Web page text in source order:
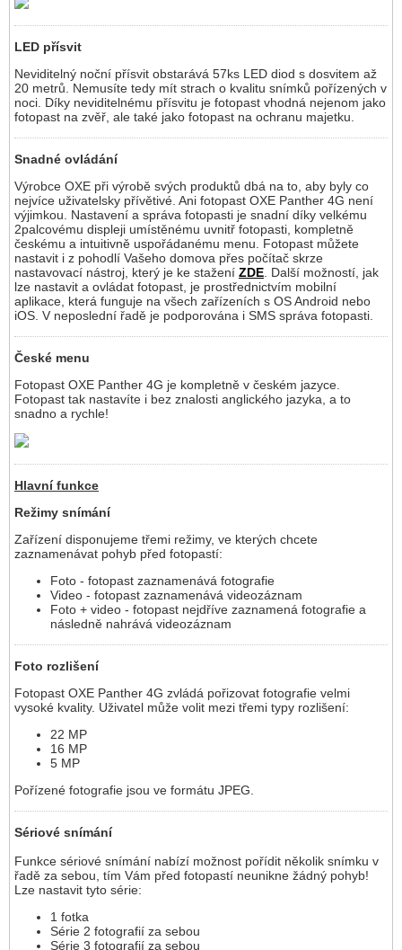
LED přísvit
Neviditelný noční přísvit obstarává 57ks LED diod s dosvitem až
20 metrů. Nemusíte tedy mít strach o kvalitu snímků pořízených v
noci. Díky neviditelnému přísvitu je fotopast vhodná nejenom jako
fotopast na zvěř, ale také jako fotopast na ochranu majetku.
Snadné ovládání
Výrobce OXE při výrobě svých produktů dbá na to, aby byly co
nejvíce uživatelsky přívětivé. Ani fotopast OXE Panther 4G není
výjimkou. Nastavení a správa fotopasti je snadní díky velkému
2palcovému displeji umístěnému uvnitř fotopasti, kompletně
českému a intuitivně uspořádanému menu. Fotopast můžete
nastavit i z pohodlí Vašeho domova přes počítač skrze
nastavovací nástroj, který je ke stažení ZDE . Další možností, jak
lze nastavit a ovládat fotopast, je prostřednictvím mobilní
aplikace, která funguje na všech zařízeních s OS Android nebo
iOS. V neposlední řadě je podporována i SMS správa fotopasti.
České menu
Fotopast OXE Panther 4G je kompletně v českém jazyce.
Fotopast tak nastavíte i bez znalosti anglického jazyka, a to
snadno a rychle!
Hlavní funkce
Režimy snímání
Zařízení disponujeme třemi režimy, ve kterých chcete
zaznamenávat pohyb před fotopastí:
Foto - fotopast zaznamenává fotografie
Video - fotopast zaznamenává videozáznam
Foto + video - fotopast nejdříve zaznamená fotografie a
následně nahrává videozáznam
Foto rozlišení
Fotopast OXE Panther 4G zvládá pořizovat fotografie velmi
vysoké kvality. Uživatel může volit mezi třemi typy rozlišení:
22 MP
16 MP
5 MP
Pořízené fotografie jsou ve formátu JPEG.
Sériové snímání
Funkce sériové snímání nabízí možnost pořídit několik snímku v
řadě za sebou, tím Vám před fotopastí neunikne žádný pohyb!
Lze nastavit tyto série:
1 fotka
Série 2 fotografií za sebou
Série 3 fotografií za sebou